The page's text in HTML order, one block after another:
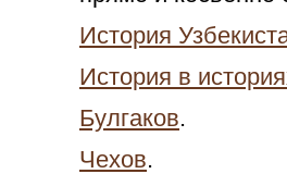
История
История в
Булгаков.
Чехов.